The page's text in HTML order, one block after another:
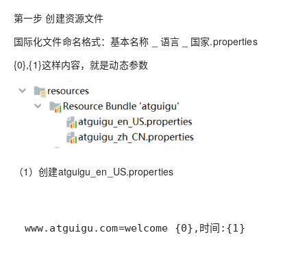
第一步 创建资源文件
国际化文件命名格式：基本名称 _ 语言 _ 国家.properties
{0},{1}这样内容，就是动态参数
（1）创建atguigu_en_US.properties
www. atguigu . com=welcome {0}, 时间 :{1}